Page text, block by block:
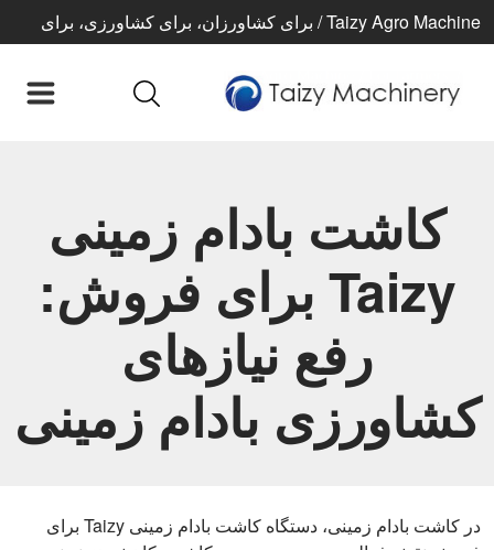
Taizy Agro Machine / برای کشاورزان، برای کشاورزی، برای
کاشت بادام زمینی
Taizy برای فروش:
رفع نیازهای
کشاورزی بادام زمینی
در کاشت بادام زمینی، دستگاه کاشت بادام زمینی Taizy برای